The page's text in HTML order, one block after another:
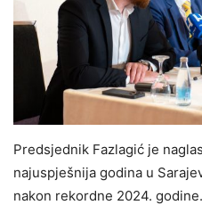
Predsjednik Fazlagić je
najuspješnija godina u
nakon rekordne 2024. godine.